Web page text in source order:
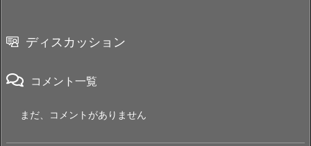
ディスカッション
コメント一覧
まだ、コメントがありません